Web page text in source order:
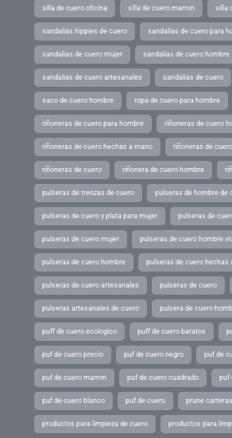
silla de cuero oficina silla de cuero marron silla
sandalias hippies de cuero sandalias de cuero para
sandalias de cuero mujer sandalias de cuero hombre
sandalias de cuero artesanales sandalias de cuero
saco de cuero hombre ropa de cuero para hombre
riñoneras de cuero para hombre riñoneras de cuero
riñoneras de cuero hechas a mano riñoneras de
riñoneras de cuero riñonera de cuero hombre
pulseras de trenzas de cuero pulseras de hombre de
pulseras de cuero y plata para mujer pulseras de
pulseras de cuero mujer pulseras de cuero hombre
pulseras de cuero hombre pulseras de cuero hechas
pulseras de cuero artesanales pulseras de cuero
pulseras artesanales de cuero pulsera de cuero
puff de cuero ecologico puff de cuero baratos
puf de cuero precio puf de cuero negro puf de
puf de cuero marron puf de cuero cuadrado puf
puf de cuero blanco puf de cuero prune
productos para limpieza de cuero productos para